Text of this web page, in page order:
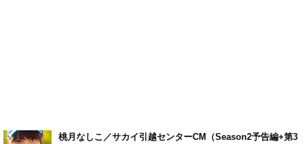
桃月なしこ／サカイ引越センターCM（Season2予告編+第3